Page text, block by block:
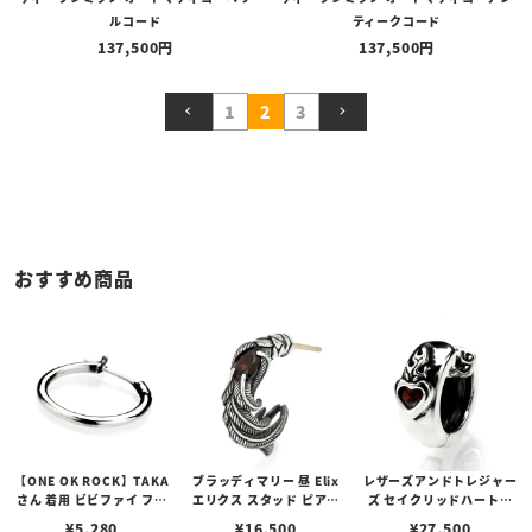
ルコード
137,500
ティークコード
137,500
1 2 3
おすすめ商品
【ONE OK ROCK】TAKA
さん 着用 ビビファイ フー
¥5,280
ブラッディマリー 昼 Elix
エリクス スタッド ピアス
¥16,500
レザーズアンドトレジャー
ズ セイクリッドハートピ
¥27,500